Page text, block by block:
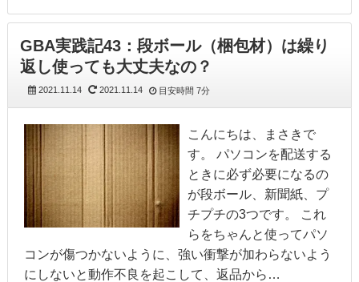
GBA実践記43：段ボール（梱包材）は繰り
返し使っても大丈夫なの？
2021.11.14 2021.11.14 目安時間 7分
こんにちは、まさきで
す。 パソコンを配送する
ときに必ず必要になるの
が段ボール、新聞紙、プ
チプチの3つです。 これ
らをちゃんと使ってパソ
コンが傷つかないように、強い衝撃が加わらないよう
にしないと動作不良を起こして、返品から…